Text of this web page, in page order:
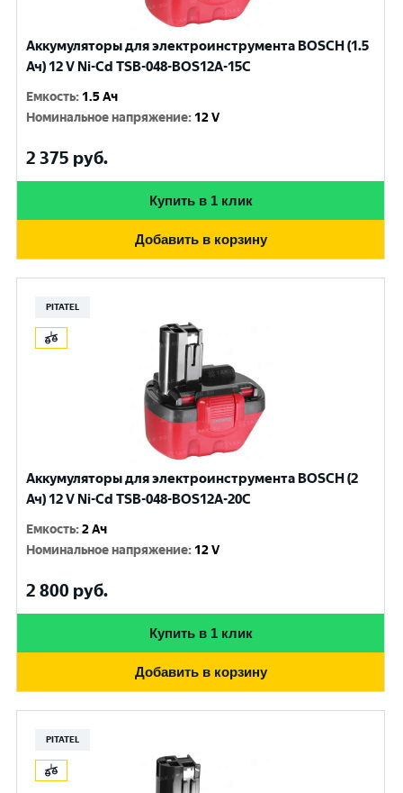
Аккумуляторы для электроинструмента BOSCH (1.5
Ач) 12 V Ni-Cd TSB-048-BOS12A-15C
Емкость: 1.5 Ач
Номинальное напряжение: 12 V
2 375 руб.
Купить в 1 клик
Добавить в корзину
PITATEL
Аккумуляторы для электроинструмента BOSCH (2
Ач) 12 V Ni-Cd TSB-048-BOS12A-20C
Емкость:2 Ач
Номинальное напряжение: 12 V
2 800 руб.
Купить в 1 клик
Добавить в корзину
PITATEL